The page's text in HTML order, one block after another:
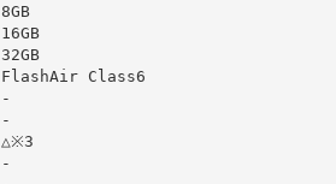
8GB
16GB
32GB
FlashAir Class6
-
-
△※3
-